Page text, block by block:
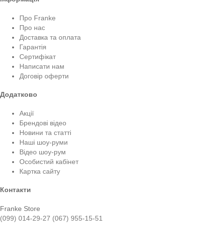
Про Franke
Про нас
Доставка та оплата
Гарантія
Сертифікат
Написати нам
Договір оферти
Додатково
Акції
Брендові відео
Новини та статті
Наші шоу-руми
Відео шоу-рум
Особистий кабінет
Картка сайту
Контакти
Franke Store
(099) 014-29-27 (067) 955-15-51